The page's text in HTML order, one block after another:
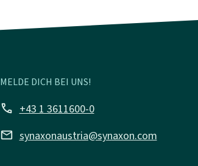
MELDE DICH BEI UNS!
call +43 1 3611600-0
mail synaxonaustria@synaxon.com